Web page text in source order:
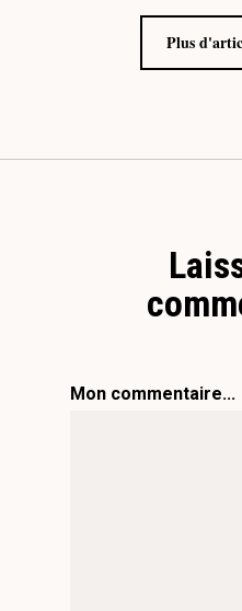
Plus
Mon commentaire...